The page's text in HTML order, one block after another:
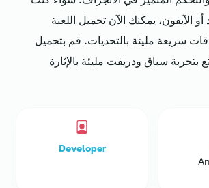
الآيفون، يمكنك الآن تحميل اللعبة
سريعة مليئة بالتحديات. قم بتحميل
بتجربة سباق ودريفت مليئة بالإثارة
Developer